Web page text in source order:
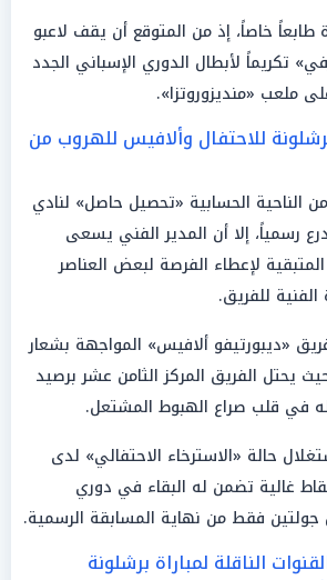
خاصاً، إذ من المتوقع أن يقف لاعبو
تكريماً لأبطال الدوري الإسباني الجدد
ملعب «منديزوروتزا».
للاحتفال وألافيس للهروب من
من الناحية الحسابية «تحصيل حاصل» لنادي
رسمياً، إلا أن المدير الفني يسعى
لإعطاء الفرصة لبعض العناصر
الفنية للفريق.
«ديبورتيفو ألافيس» المواجهة بشعار
يحتل الفريق المركز الثامن عشر برصيد
حالة «الاسترخاء الاحتفالي» لدى
غالية تضمن له البقاء في دوري
جولتين فقط من نهاية المسابقة الرسمية.
الناقلة لمباراة برشلونة